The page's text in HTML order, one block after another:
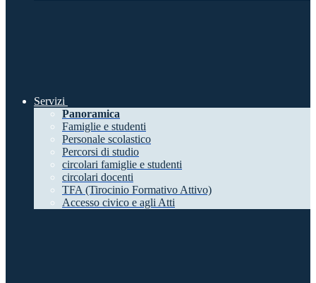
Servizi
Panoramica
Famiglie e studenti
Personale scolastico
Percorsi di studio
circolari famiglie e studenti
circolari docenti
TFA (Tirocinio Formativo Attivo)
Accesso civico e agli Atti